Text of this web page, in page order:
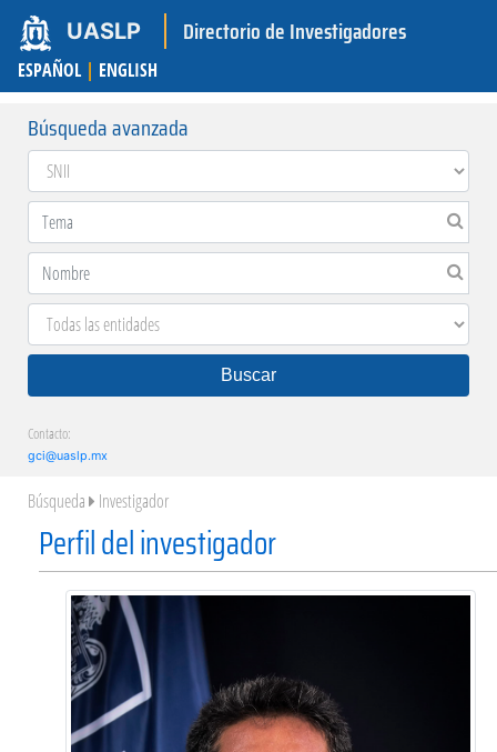
UASLP Directorio de Investigadores
ESPAÑOL | ENGLISH
Búsqueda avanzada
Buscar
Contacto:
gci@uaslp.mx
Búsqueda Investigador
Perfil del investigador